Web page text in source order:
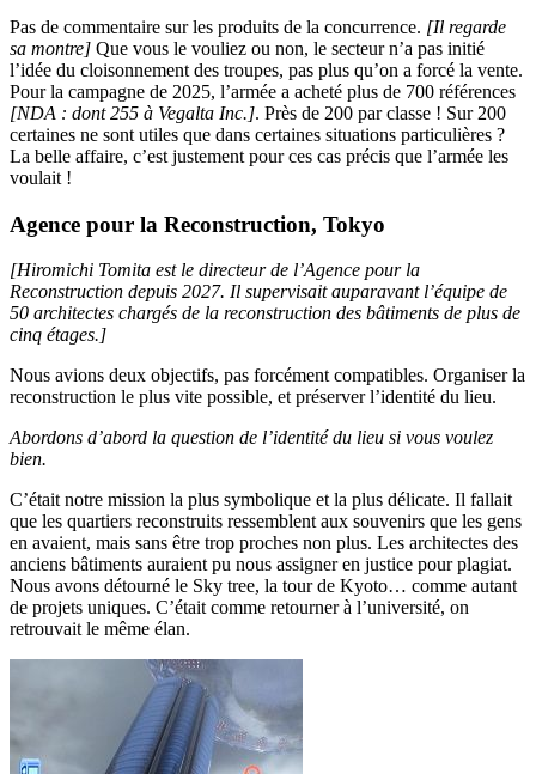
Pas de commentaire sur les produits de la concurrence. [Il regarde
sa montre] Que vous le vouliez ou non, le secteur n’a pas initié
l’idée du cloisonnement des troupes, pas plus qu’on a forcé la vente.
Pour la campagne de 2025, l’armée a acheté plus de 700 références
[NDA : dont 255 à Vegalta Inc.]. Près de 200 par classe ! Sur 200
certaines ne sont utiles que dans certaines situations particulières ?
La belle affaire, c’est justement pour ces cas précis que l’armée les
voulait !
Agence pour la Reconstruction, Tokyo
[Hiromichi Tomita est le directeur de l’Agence pour la
Reconstruction depuis 2027. Il supervisait auparavant l’équipe de
50 architectes chargés de la reconstruction des bâtiments de plus de
cinq étages.]
Nous avions deux objectifs, pas forcément compatibles. Organiser la
reconstruction le plus vite possible, et préserver l’identité du lieu.
Abordons d’abord la question de l’identité du lieu si vous voulez
bien.
C’était notre mission la plus symbolique et la plus délicate. Il fallait
que les quartiers reconstruits ressemblent aux souvenirs que les gens
en avaient, mais sans être trop proches non plus. Les architectes des
anciens bâtiments auraient pu nous assigner en justice pour plagiat.
Nous avons détourné le Sky tree, la tour de Kyoto… comme autant
de projets uniques. C’était comme retourner à l’université, on
retrouvait le même élan.